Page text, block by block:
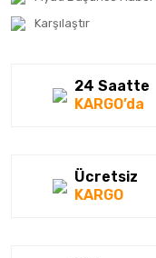
Karşılaştır
24 Saatte
KARGO’da
Ücretsiz
KARGO